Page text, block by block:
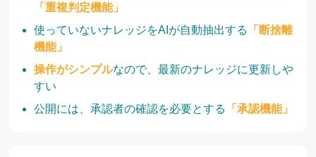
「重複判定機能」
使っていないナレッジをAIが自動抽出する
「断捨離
機能」
操作がシンプルなので、最新のナレッジに更新しや
すい
公開には、承認者の確認を必要とする
「承認機能」